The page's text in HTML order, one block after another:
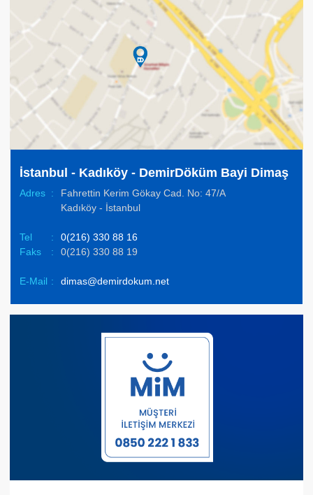
İstanbul - Kadıköy - DemirDöküm Bayi Dimaş
Adres :
Fahrettin Kerim Gökay Cad. No: 47/A
Kadıköy - İstanbul
Tel :
0(216) 330 88 16
Faks
: 0(216) 330 88 19
E-Mail : dimas@demirdokum.net